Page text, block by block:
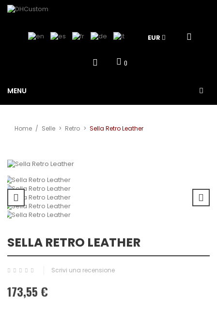
EUR
0
MENU
Home / Selle > Retro > Sella Retro Leather
SELLA RETRO LEATHER
Scrivi una recensione
173,55 €